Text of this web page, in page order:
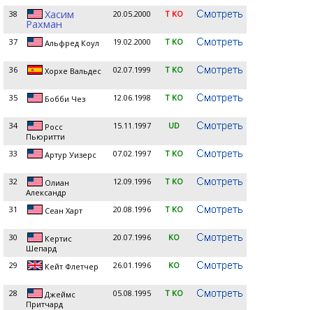
38 Хасим
Рахман
20.05.2000 T KO
37 Альфред Коул 19.02.2000 T KO
36 Хорхе Вальдес 02.07.1999 T KO
35 Бобби Чез 12.06.1998 T KO
34
Росс
Пьюритти
15.11.1997 UD
33 Артур Уизерс 07.02.1997 T KO
32
Олиан
Александр
12.09.1996 T KO
31 Сеан Харт 20.08.1996 T KO
30
Кертис
Шепард
20.07.1996 KO
29 Кейт Флетчер 26.01.1996 KO
28
Джеймс
Притчард
05.08.1995 T KO